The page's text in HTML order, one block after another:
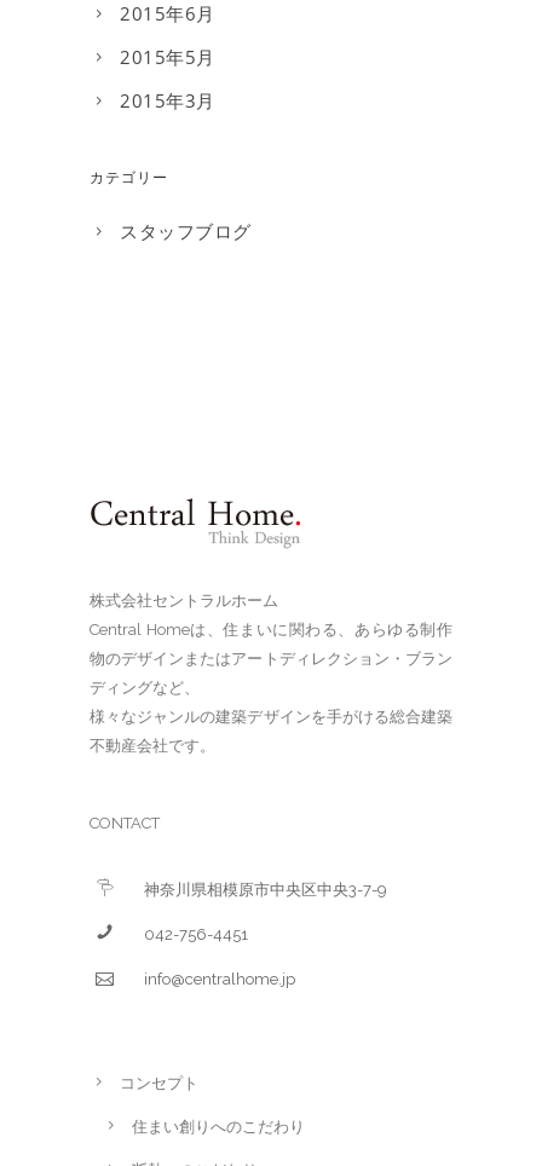
2015年6月
2015年5月
2015年3月
カテゴリー
スタッフブログ
株式会社セントラルホーム
Central Homeは、住まいに関わる、あらゆる制作
物のデザインまたはアートディレクション・ブラン
ディングなど、
様々なジャンルの建築デザインを手がける総合建築
不動産会社です。
CONTACT
神奈川県相模原市中央区中央3-7-9
042-756-4451
info@centralhome.jp
コンセプト
住まい創りへのこだわり